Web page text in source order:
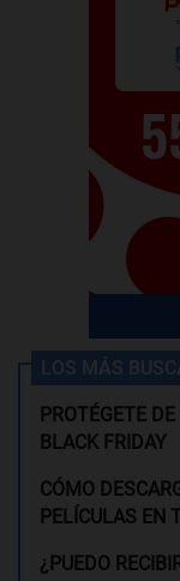
LOS MÁS
PROTÉGETE
BLACK FRIDAY
CÓMO
PELÍCULAS EN
¿PUEDO